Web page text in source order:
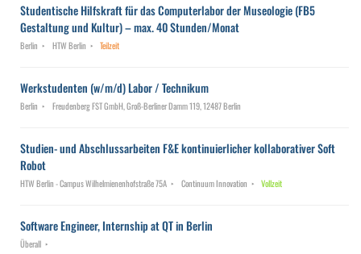
Studentische Hilfskraft für das Computerlabor der Museologie (FB5
Gestaltung und Kultur) – max. 40 Stunden/Monat
Berlin HTW Berlin Teilzeit
Werkstudenten (w/m/d) Labor / Technikum
Berlin Freudenberg FST GmbH, Groß-Berliner Damm 119, 12487 Berlin
Studien- und Abschlussarbeiten F&E kontinuierlicher kollaborativer Soft
Robot
HTW Berlin - Campus Wilhelmienenhofstraße 75A Continuum Innovation Vollzeit
Software Engineer, Internship at QT in Berlin
Überall